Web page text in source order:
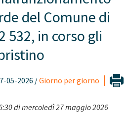
del Comune di
532, in corso gli
05-2026 /Giorno per giorno
di mercoledì 27 maggio 2026